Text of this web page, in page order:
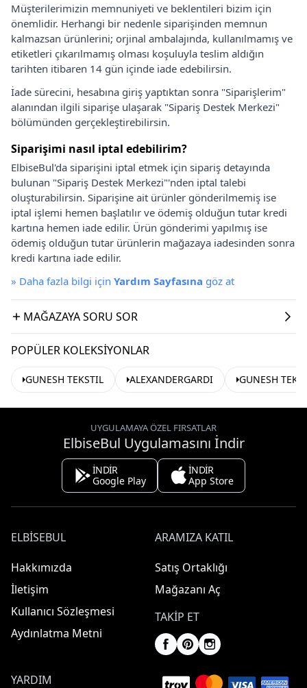
Müşterilerimizin memnuniyeti ve beklentileri bizim için
önemlidir. Herhangi bir nedenle siparişinden memnun
kalmazsan ürünlerini; orjinal ambalajında, kullanılmamış ve
etiketleri çıkarılmamış olması koşuluyla teslim aldığın
tarihten itibaren 14 gün içinde iade edebilirsin.
İade sürecini, hesabına giriş yaptıktan sonra "Siparişlerim"
alanından ilgili siparişe ulaşarak "Sipariş Destek Merkezi"
bölümünden gerçekleştirebilirsin.
Siparişimi nasıl iptal edebilirim?
ElbiseBul'da siparişini iptal etmek için sipariş detayında
bulunan "Sipariş Destek Merkezi"'nden iptal talebi
oluşturabilirsin. Siparişine ait ürünler gönderilmemiş ise
iptal işlemi hemen başlatılır ve ödemiş olduğun tutar kredi
kartına hemen iade edilir. Ürün gönderimi yapılmış ise
ödemiş olduğun tutar ürünlerin mağazaya iadesinden sonra
kredi kartına iade edilir.
» Daha fazla bilgi için Yardım Sayfasına göz at
MAĞAZAYA SORU SOR
POPÜLER KOLEKSIYONLAR
GUNESH TEKSTIL ALEXANDERGARDI GUNESH
UYGULAMAYA ÖZEL FIRSATLAR
ElbiseBul Uygulamasını İndir
İNDİR
Google Play
İNDİR
App Store
ELBISEBUL
Hakkımızda
İletişim
Kullanıcı Sözleşmesi
Aydınlatma Metni
ARAMIZA KATIL
Satış Ortaklığı
Mağazanı Aç
TAKIP ET
YARDIM